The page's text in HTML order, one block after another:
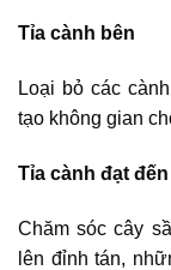
Tỉa cành bên
Loại bỏ các
tạo không gian
Tỉa cành đạt
Chăm sóc cây
lên đỉnh tán,